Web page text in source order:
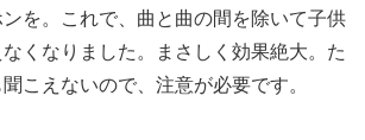
を。これで、曲と曲の間を除いて子供
くなりました。まさしく効果絶大。た
こえないので、注意が必要です。